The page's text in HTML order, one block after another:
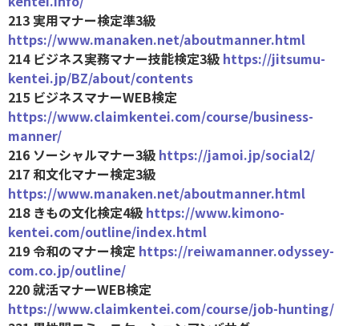
213 実用マナー検定準3級
https://www.manaken.net/aboutmanner.html
214 ビジネス実務マナー技能検定3級 https://jitsumu-
kentei.jp/BZ/about/contents
215 ビジネスマナーWEB検定
https://www.claimkentei.com/course/business-
manner/
216 ソーシャルマナー3級 https://jamoi.jp/social2/
217 和文化マナー検定3級
https://www.manaken.net/aboutmanner.html
218 きもの文化検定4級 https://www.kimono-
kentei.com/outline/index.html
219 令和のマナー検定 https://reiwamanner.odyssey-
com.co.jp/outline/
220 就活マナーWEB検定
https://www.claimkentei.com/course/job-hunting/